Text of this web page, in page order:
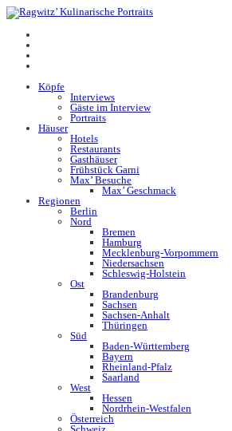
Köpfe
Interviews
Gäste im Interview
Portraits
Häuser
Hotels
Restaurants
Gasthäuser
Frühstück Garni
Max’ Besuche
Max’ Geschmack
Regionen
Berlin
Nord
Bremen
Hamburg
Mecklenburg-Vorpommern
Niedersachsen
Schleswig-Holstein
Ost
Brandenburg
Sachsen
Sachsen-Anhalt
Thüringen
Süd
Baden-Württemberg
Bayern
Rheinland-Pfalz
Saarland
West
Hessen
Nordrhein-Westfalen
Österreich